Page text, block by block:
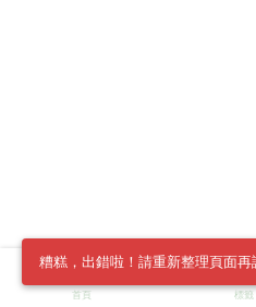
糟糕，出錯啦！請重新整理頁面再
首頁 標籤